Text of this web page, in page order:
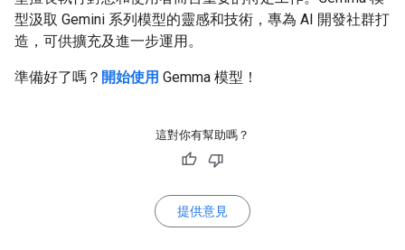
型汲取 Gemini 系列模型的靈感和技術，專為 AI 開發社群打
造，可供擴充及進一步運用。
準備好了嗎？ 開始使用 Gemma 模型！
這對你有幫助嗎？
提供意見